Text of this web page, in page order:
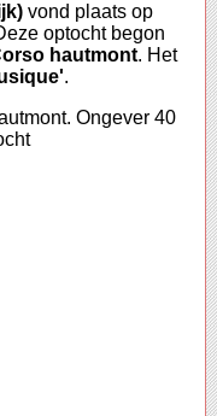
vond plaats op
optocht begon
hautmont. Het
.
Ongever 40